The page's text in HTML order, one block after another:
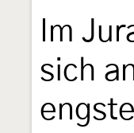
Im
sich